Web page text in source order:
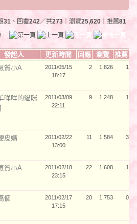
31 、回覆242／共273 ｜瀏覽25,620 ｜推薦81
發起人 更新時間 回應 瀏覽
推薦
質小A
2011/05/15
18:17
2 1,826 1
咩咩的貓咪
2011/03/09
22:11
9 1,248 1
皮媽
2011/02/22
13:00
11 1,584 3
質小A
2011/02/18
23:15
22 1,608 1
個
2011/02/17
17:15
20 1,753 0